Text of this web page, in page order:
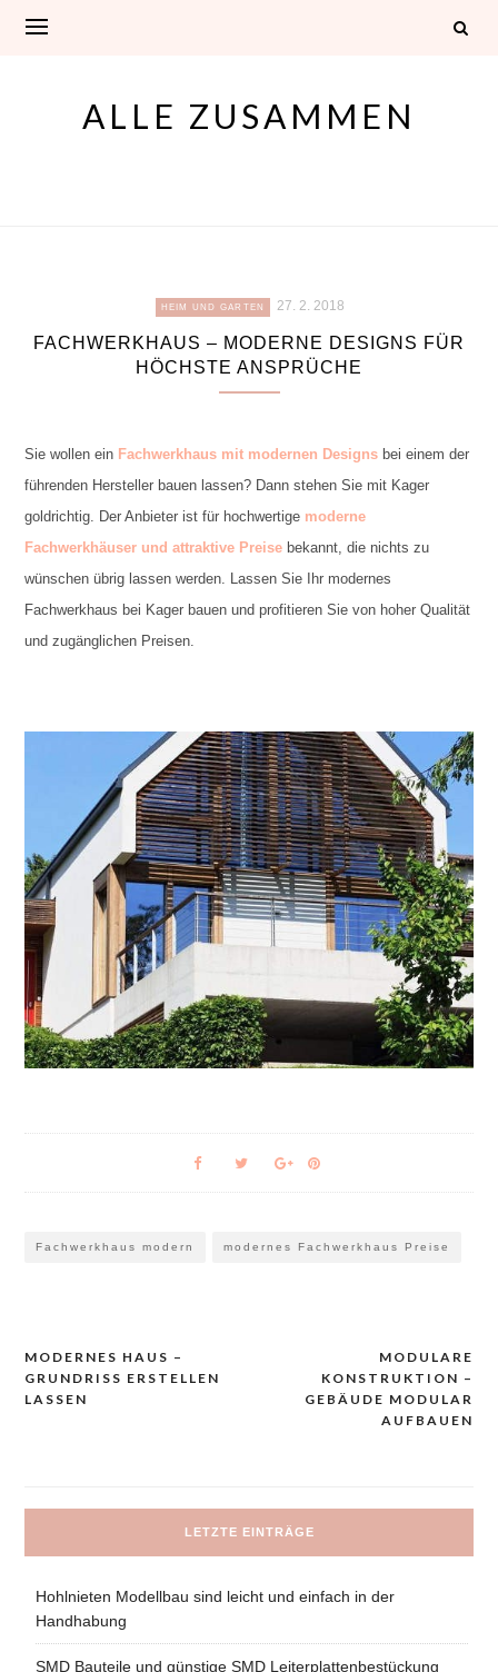
ALLE ZUSAMMEN
HEIM UND GARTEN 27. 2. 2018
FACHWERKHAUS – MODERNE DESIGNS FÜR
HÖCHSTE ANSPRÜCHE
Sie wollen ein Fachwerkhaus mit modernen Designsbei einem der
führenden Hersteller bauen lassen? Dann stehen Sie mit Kager
goldrichtig. Der Anbieter ist für hochwertige moderne
Fachwerkhäuser und attraktive Preisebekannt, die nichts zu
wünschen übrig lassen werden. Lassen Sie Ihr modernes
Fachwerkhaus bei Kager bauen und profitieren Sie von hoher Qualität
und zugänglichen Preisen.
Fachwerkhaus modern modernes Fachwerkhaus Preise
Navigacija
prispevka
MODERNES HAUS –
GRUNDRISS ERSTELLEN
LASSEN
MODULARE
KONSTRUKTION –
GEBÄUDE MODULAR
AUFBAUEN
LETZTE EINTRÄGE
Hohlnieten Modellbau sind leicht und einfach in der
Handhabung
SMD Bauteile und günstige SMD Leiterplattenbestückung